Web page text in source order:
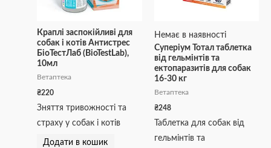
Краплі заспокійливі для
собак і котів Антистрес
БіоТестЛаб (BioTestLab),
10мл
Ветаптека
₴220
Зняття тривожності та
страху у собак і котів
Додати в кошик
Немає в наявності
Суперіум Тотал таблетка
від гельмінтів та
ектопаразитів для собак
16-30 кг
Ветаптека
₴248
Таблетка для собак від
гельмінтів та